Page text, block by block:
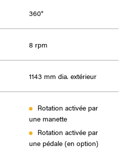
360°
8 rpm
1143 mm dia. extérieur
Rotation activée par
une manette
Rotation activée par
une pédale (en option)